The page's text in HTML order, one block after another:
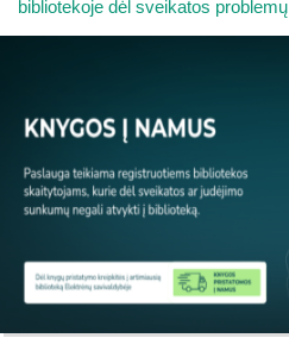
bibliotekoje dėl sveikatos problemų